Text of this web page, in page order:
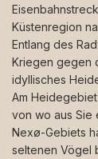
Küstenregion
Entlang des
Kriegen gegen
idyllisches
Am
von wo aus Sie
Nexø-Gebiets
seltenen Vögel